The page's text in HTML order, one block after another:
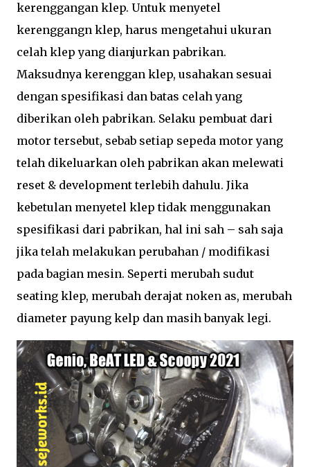
kerenggangan klep. Untuk menyetel
kerenggangn klep, harus mengetahui ukuran
celah klep yang dianjurkan pabrikan.
Maksudnya kerenggan klep, usahakan sesuai
dengan spesifikasi dan batas celah yang
diberikan oleh pabrikan. Selaku pembuat dari
motor tersebut, sebab setiap sepeda motor yang
telah dikeluarkan oleh pabrikan akan melewati
reset & development terlebih dahulu. Jika
kebetulan menyetel klep tidak menggunakan
spesifikasi dari pabrikan, hal ini sah – sah saja
jika telah melakukan perubahan / modifikasi
pada bagian mesin. Seperti merubah sudut
seating klep, merubah derajat noken as, merubah
diameter payung kelp dan masih banyak legi.